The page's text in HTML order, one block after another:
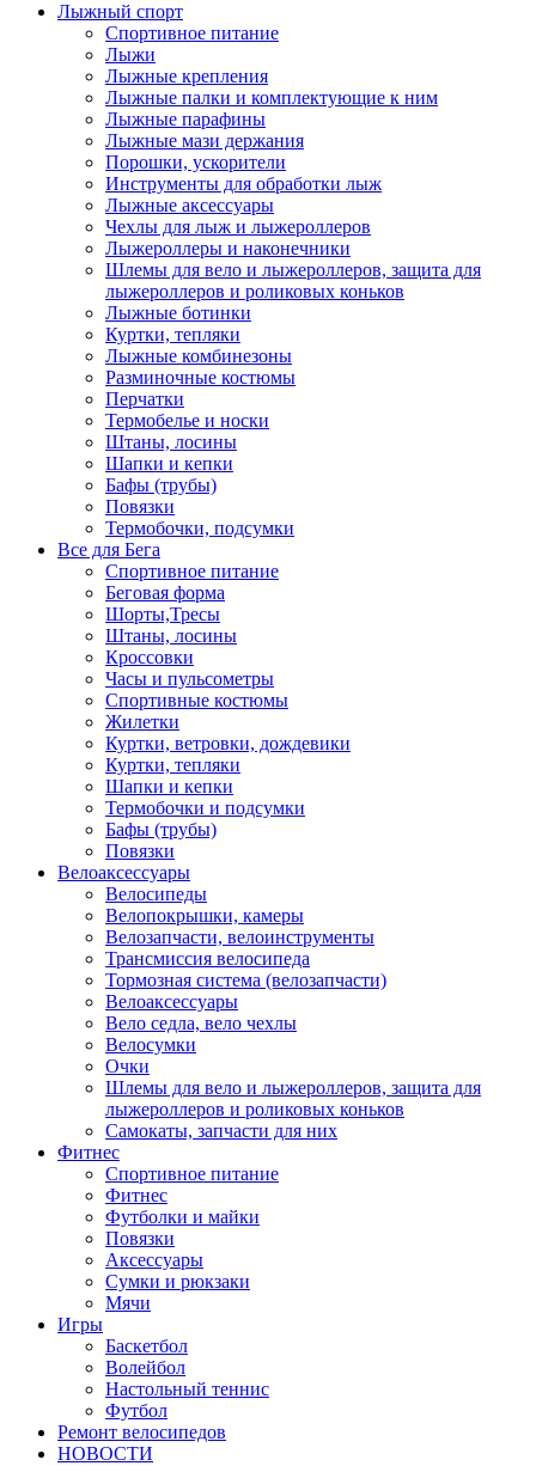
Лыжный спорт
Спортивное питание
Лыжи
Лыжные крепления
Лыжные палки и комплектующие к ним
Лыжные парафины
Лыжные мази держания
Порошки, ускорители
Инструменты для обработки лыж
Лыжные аксессуары
Чехлы для лыж и лыжероллеров
Лыжероллеры и наконечники
Шлемы для вело и лыжероллеров, защита для
лыжероллеров и роликовых коньков
Лыжные ботинки
Куртки, тепляки
Лыжные комбинезоны
Разминочные костюмы
Перчатки
Термобелье и носки
Штаны, лосины
Шапки и кепки
Бафы (трубы)
Повязки
Термобочки, подсумки
Все для Бега
Спортивное питание
Беговая форма
Шорты,Тресы
Штаны, лосины
Кроссовки
Часы и пульсометры
Спортивные костюмы
Жилетки
Куртки, ветровки, дождевики
Куртки, тепляки
Шапки и кепки
Термобочки и подсумки
Бафы (трубы)
Повязки
Велоаксессуары
Велосипеды
Велопокрышки, камеры
Велозапчасти, велоинструменты
Трансмиссия велосипеда
Тормозная система (велозапчасти)
Велоаксессуары
Вело седла, вело чехлы
Велосумки
Очки
Шлемы для вело и лыжероллеров, защита для
лыжероллеров и роликовых коньков
Самокаты, запчасти для них
Фитнес
Спортивное питание
Фитнес
Футболки и майки
Повязки
Аксессуары
Сумки и рюкзаки
Мячи
Игры
Баскетбол
Волейбол
Настольный теннис
Футбол
Ремонт велосипедов
НОВОСТИ